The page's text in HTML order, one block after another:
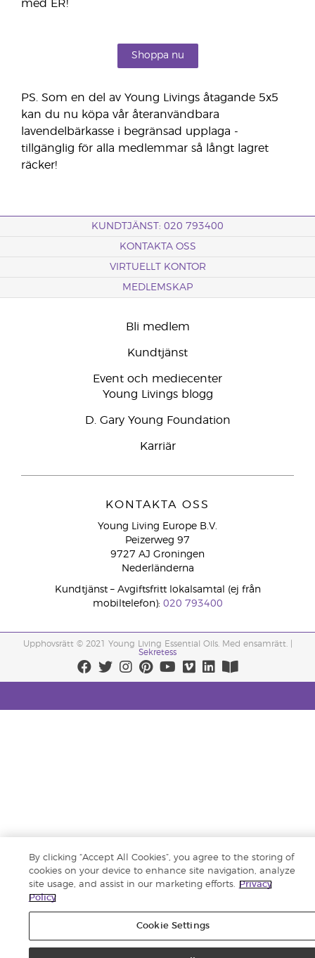
med ER!
Shoppa nu
PS. Som en del av Young Livings åtagande 5x5
kan du nu köpa vår återanvändbara
lavendelbärkasse i begränsad upplaga -
tillgänglig för alla medlemmar så långt lagret
räcker!
KUNDTJÄNST: 020 793400
KONTAKTA OSS
VIRTUELLT KONTOR
MEDLEMSKAP
Bli medlem
Kundtjänst
Event och mediecenter
Young Livings blogg
D. Gary Young Foundation
Karriär
KONTAKTA OSS
Young Living Europe B.V.
Peizerweg 97
9727 AJ Groningen
Nederländerna
Kundtjänst – Avgiftsfritt lokalsamtal (ej från
mobiltelefon): 020 793400
Upphovsrätt © 2021 Young Living Essential Oils. Med ensamrätt. |
Sekretess
By clicking “Accept All Cookies”, you agree to the storing of
cookies on your device to enhance site navigation, analyze
site usage, and assist in our marketing efforts.
Privacy
Policy
Cookie Settings